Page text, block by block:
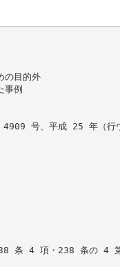
の目的外
事例
号、平成 25 年（行
条 4 項・238 条の 4